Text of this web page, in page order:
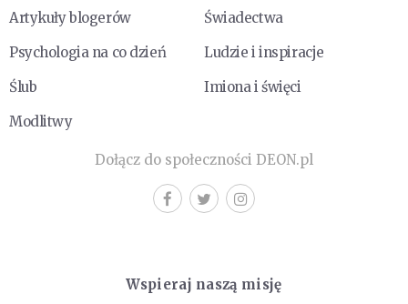
Artykuły blogerów
Świadectwa
Psychologia na co dzień
Ludzie i inspiracje
Ślub
Imiona i święci
Modlitwy
Dołącz do społeczności DEON.pl
Wspieraj naszą misję